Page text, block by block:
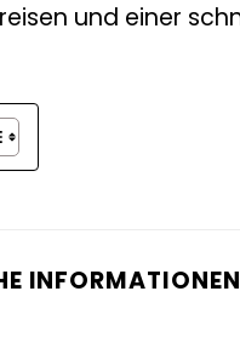
und einer
INFORMATIONEN